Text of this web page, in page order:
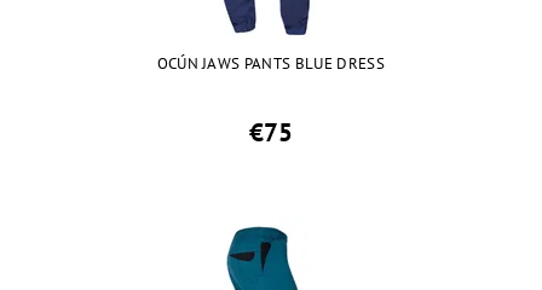
OCÚN JAWS PANTS BLUE DRESS
€75